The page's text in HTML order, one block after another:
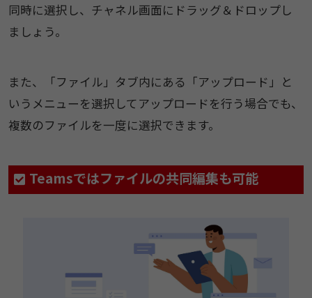
同時に選択し、チャネル画面にドラッグ＆ドロップし
ましょう。
また、「ファイル」タブ内にある「アップロード」と
いうメニューを選択してアップロードを行う場合でも、
複数のファイルを一度に選択できます。
Teamsではファイルの共同編集も可能